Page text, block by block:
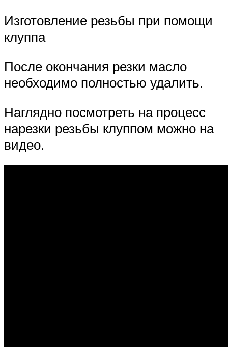
Изготовление резьбы при помощи
клуппа
После окончания резки масло
необходимо полностью удалить.
Наглядно посмотреть на процесс
нарезки резьбы клуппом можно на
видео.